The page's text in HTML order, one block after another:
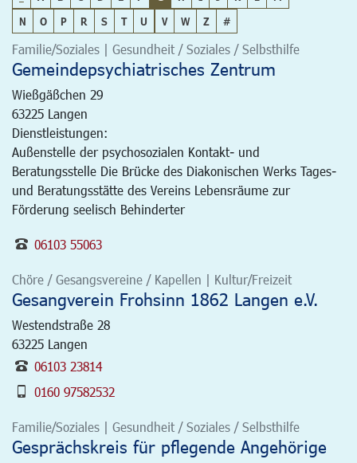
N
O P R S T U V W Z #
Familie/Soziales | Gesundheit / Soziales / Selbsthilfe
Gemeindepsychiatrisches Zentrum
Wießgäßchen 29
63225 Langen
Dienstleistungen:
Außenstelle der psychosozialen Kontakt- und
Beratungsstelle Die Brücke des Diakonischen Werks Tages-
und Beratungsstätte des Vereins Lebensräume zur
Förderung seelisch Behinderter
06103 55063
Chöre / Gesangsvereine / Kapellen | Kultur/Freizeit
Gesangverein Frohsinn 1862 Langen e.V.
Westendstraße 28
63225 Langen
06103 23814
0160 97582532
Familie/Soziales | Gesundheit / Soziales / Selbsthilfe
Gesprächskreis für pflegende Angehörige